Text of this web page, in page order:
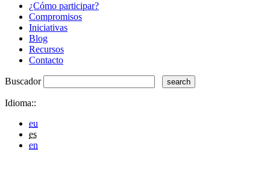
¿Cómo participar?
Compromisos
Iniciativas
Blog
Recursos
Contacto
Buscador
Idioma::
eu
es
en